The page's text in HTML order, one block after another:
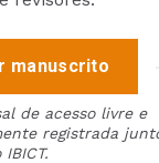
manuscrito
de acesso livre e
registrada
IBICT.